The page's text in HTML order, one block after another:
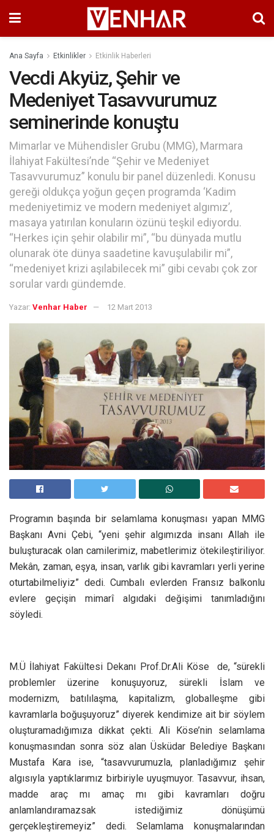
Ana Sayfa Etkinlikler Etkinlik Haberleri
Vecdi Akyüz, Şehir ve
Medeniyet Tasavvurumuz
seminerinde konuştu
Mimarlar ve Mühendisler Grubu (MMG), Marmara
İlahiyat Fakültesi’nde “Şehir ve Medeniyet
Tasavvurumuz” konulu bir panel düzenledi. Konusu
gereği oldukça yoğun geçen programda ‘Kadim
medeniyetimiz ve modern medeniyet algımız’,
masaya yatırılan konuların özünü teşkil ediyordu.
“Herkes için şehir olabilir mi”, “bu dünyada mutlu
olunarak öte dünya saadetine kavuşulabilir mi”,
“medeniyet krizi aşılabilecek mi” gibi cevabı çok zor
sorular vardı gündemde.
Yazar: Venhar Haber 12 Mart 2013
Programın başında bir selamlama konuşması yapan MMG
Başkanı Avni Çebi, “yeni şehir algımızda insanı Allah ile
buluşturacak olan camilerimiz, mabetlerimiz ötekileştiriliyor.
Mekân, zaman, eşya, insan, varlık gibi kavramları yerli yerine
oturtabilmeliyiz” dedi. Cumbalı evlerden Fransız balkonlu
evlere geçişin mimarî algıdaki değişimi tanımladığını
söyledi.
M.Ü İlahiyat Fakültesi Dekanı Prof.Dr.Ali Köse de, “sürekli
problemler üzerine konuşuyoruz, sürekli İslam ve
modernizm, batılılaşma, kapitalizm, globalleşme gibi
kavramlarla boğuşuyoruz” diyerek kendimize ait bir söylem
oluşturamadığımıza dikkat çekti. Ali Köse’nin selamlama
konuşmasından sonra söz alan Üsküdar Belediye Başkanı
Mustafa Kara ise, “tasavvurumuzla, planladığımız şehir
algısıyla yaptıklarımız birbiriyle uyuşmuyor. Tasavvur, ihsan,
madde araç mı amaç mı gibi kavramları doğru
anlamlandıramazsak istediğimiz dönüşümü
gerçekleştiremeyiz” dedi. Selamlama konuşmalarından